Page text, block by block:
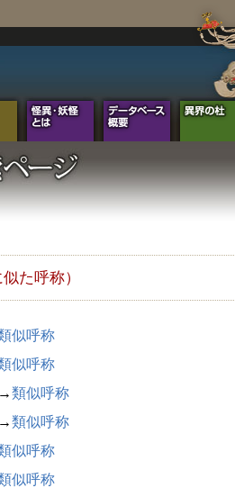
た呼称）
似呼称
似呼称
→類似呼称
→類似呼称
似呼称
似呼称